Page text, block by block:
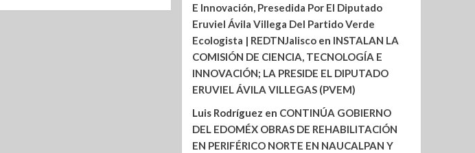
E Innovación, Presedida Por El Diputado
Eruviel Ávila Villega Del Partido Verde
Ecologista | REDTNJaliscoen INSTALAN LA
COMISIÓN DE CIENCIA, TECNOLOGÍA E
INNOVACIÓN; LA PRESIDE EL DIPUTADO
ERUVIEL ÁVILA VILLEGAS (PVEM)
Luis Rodríguez en CONTINÚA GOBIERNO
DEL EDOMÉX OBRAS DE REHABILITACIÓN
EN PERIFÉRICO NORTE EN NAUCALPAN Y